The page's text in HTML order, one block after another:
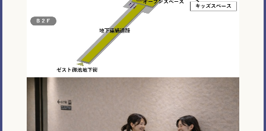
電話で相談する
メール相談・面談予約
LINEで相談する